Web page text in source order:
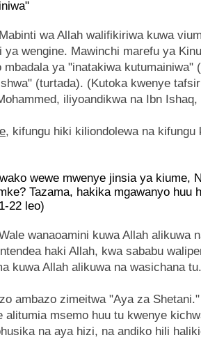
wa Allah walifikiriwa kuwa
ya wengine. Mawinchi marefu ya
mbadala ya "inatakiwa kutumainiwa"
(turtada). (Kutoka kwenye
iliyoandikwa na Ibn Ishaq,
, kifungu hiki kiliondolewa na
wewe mwenye jinsia ya kiume,
Tazama, hakika mgawanyo huu
22 leo)
wanaoamini kuwa Allah alikuwa
haki Allah, kwa sababu
kuwa Allah alikuwa na wasichana tu.
ambazo zimeitwa "Aya za
alitumia msemo huu tu kwenye
na aya hizi, na andiko hili